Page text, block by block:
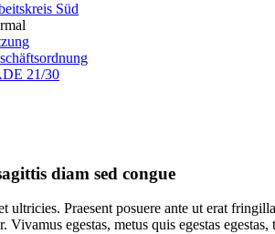
Süd
21/30
diam sed congue
ultricies. Praesent posuere ante ut erat
Vivamus egestas, metus quis egestas